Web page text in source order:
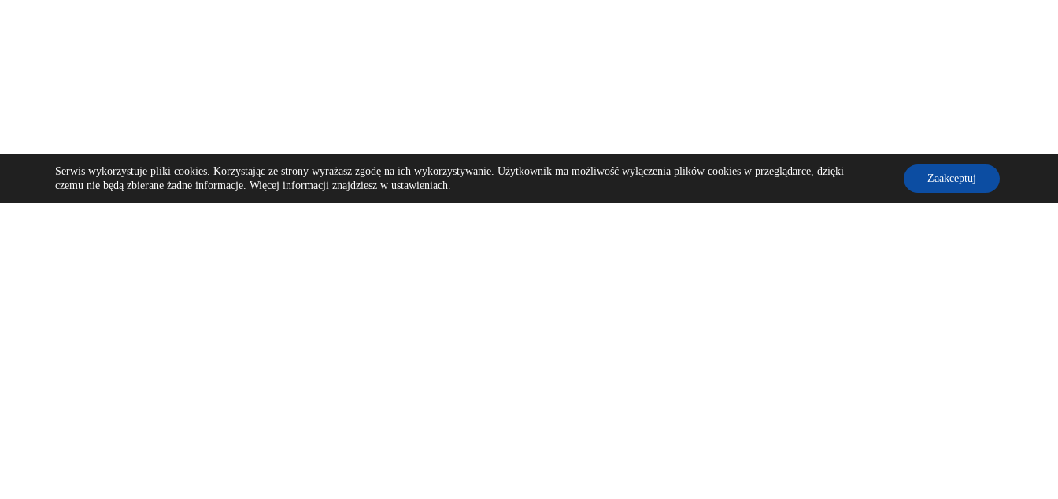
Serwis wykorzystuje pliki cookies. Korzystając ze strony wyrażasz zgodę na ich wykorzystywanie. Użytkownik ma możliwość wyłączenia plików cookies w przeglądarce, dzięki
czemu nie będą zbierane żadne informacje. Więcej informacji znajdziesz w ustawieniach.
Zaakceptuj